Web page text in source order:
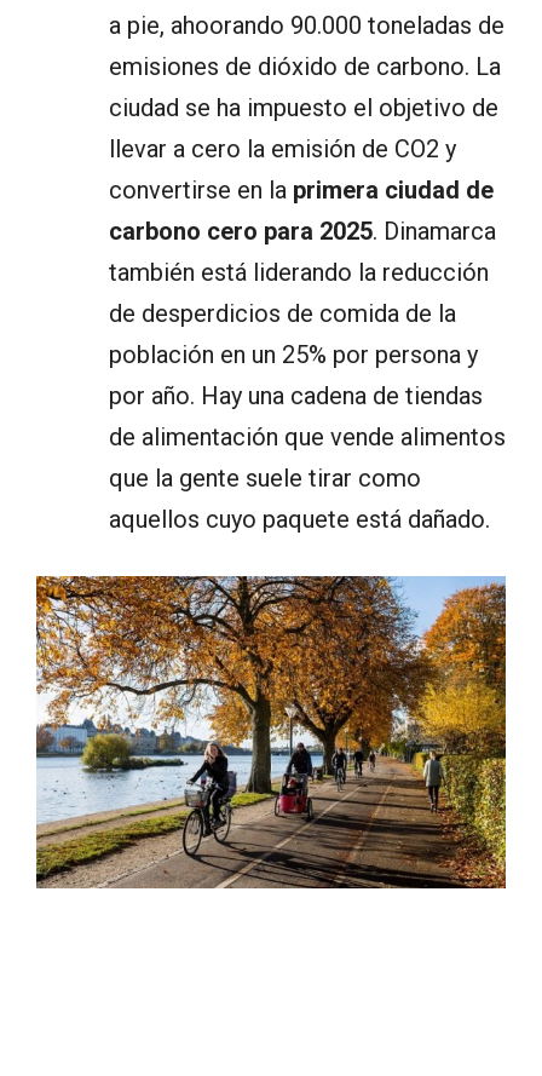
a pie, ahoorando 90.000 toneladas de
emisiones de dióxido de carbono. La
ciudad se ha impuesto el objetivo de
llevar a cero la emisión de CO2 y
convertirse en la primera ciudad de
carbono cero para 2025. Dinamarca
también está liderando la reducción
de desperdicios de comida de la
población en un 25% por persona y
por año. Hay una cadena de tiendas
de alimentación que vende alimentos
que la gente suele tirar como
aquellos cuyo paquete está dañado.